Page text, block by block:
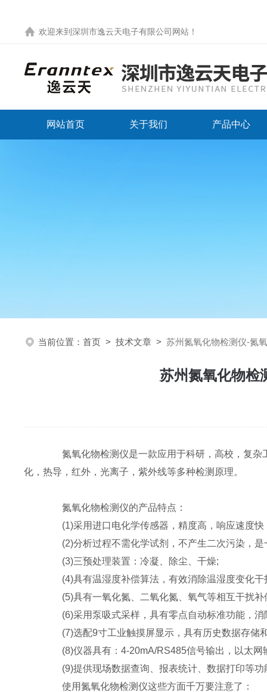
欢迎来到 深圳市逸云天电子有限公司网站 ！
网站首页 关于我们 产品中心
当前位置： 首页 > 技术文章 > 苏州氮氧化物检测仪-氮
苏州氮氧化物检
氮氧化物检测仪是一款应用于科研，高校，复杂
化，热导，红外，光离子，紫外线等多种检测原理。
氮氧化物检测仪的产品特点：
(1)采用进口电化学传感器，精度高，响应速度快
(2)分析过程不需化学试剂，不产生二次污染，是
(3)三预处理装置：冷凝、除尘、干燥;
(4)具有温湿度补偿算法，有效消除温湿度变化干
(5)具有一氧化氮、二氧化氮、氧气等相互干扰补
(6)采用泵吸式采样，具有零点自动标准功能，消
(7)选配9寸工业触摸屏显示，具有历史数据存储
(8)仪器具有：4-20mA/RS485信号输出，以太网
(9)提供现场数据查询、报表统计、数据打印等功
使用氮氧化物检测仪这些方面千万要注意了：